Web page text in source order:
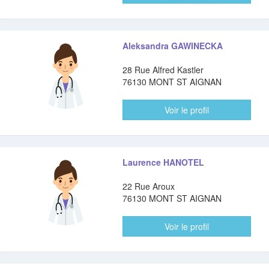
Aleksandra GAWINECKA
28 Rue Alfred Kastler
76130 MONT ST AIGNAN
Voir le profil
Laurence HANOTEL
22 Rue Aroux
76130 MONT ST AIGNAN
Voir le profil